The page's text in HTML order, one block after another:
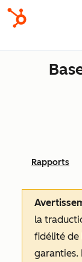
Rapports
la
fidélité de
garanties.